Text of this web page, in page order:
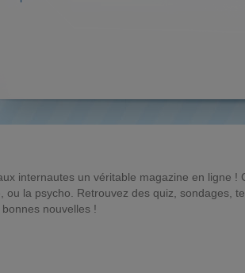
internautes un véritable magazine en ligne
ou la psycho. Retrouvez des quiz, sondages,
nouvelles !